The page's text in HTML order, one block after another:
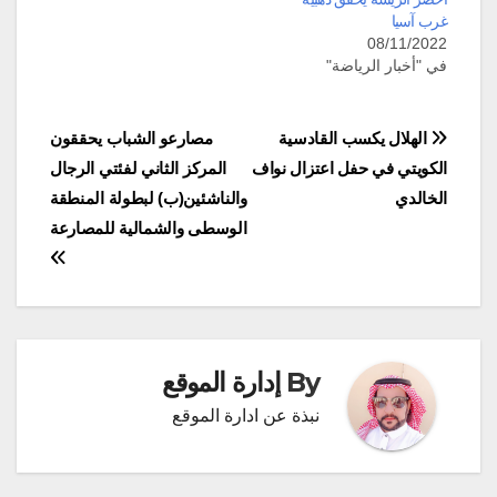
غرب آسيا
08/11/2022
في "أخبار الرياضة"
تصفّح
المقالات
مصارعو الشباب يحققون
المركز الثاني لفئتي الرجال
والناشئين(ب) لبطولة المنطقة
الوسطى والشمالية للمصارعة
الهلال يكسب القادسية
الكويتي في حفل اعتزال نواف
الخالدي
By إدارة الموقع
نبذة عن ادارة الموقع